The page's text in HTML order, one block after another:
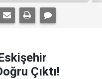
Çıktı!